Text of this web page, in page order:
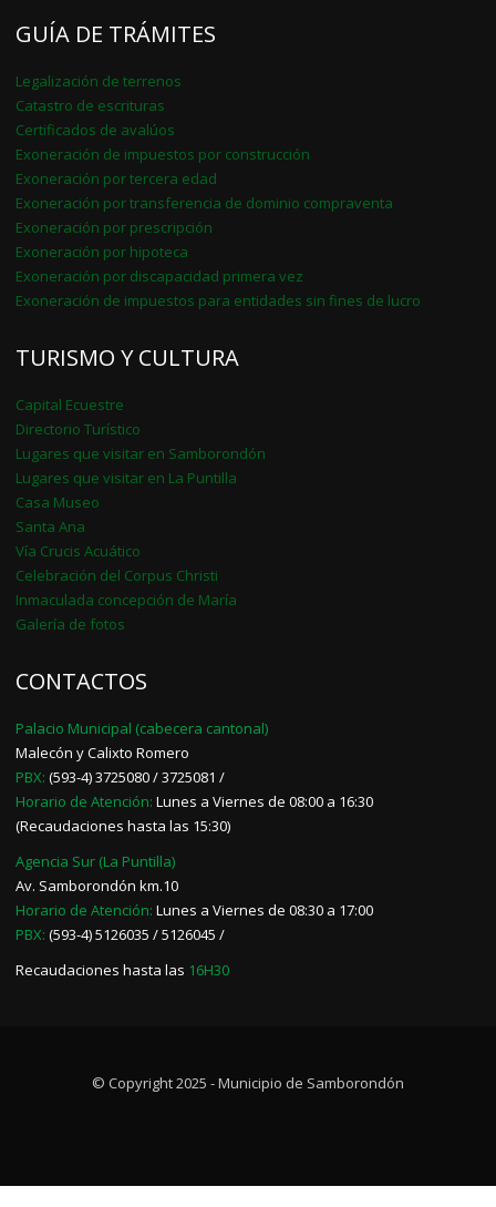
GUÍA DE TRÁMITES
Legalización de terrenos
Catastro de escrituras
Certificados de avalúos
Exoneración de impuestos por construcción
Exoneración por tercera edad
Exoneración por transferencia de dominio compraventa
Exoneración por prescripción
Exoneración por hipoteca
Exoneración por discapacidad primera vez
Exoneración de impuestos para entidades sin fines de lucro
TURISMO Y CULTURA
Capital Ecuestre
Directorio Turístico
Lugares que visitar en Samborondón
Lugares que visitar en La Puntilla
Casa Museo
Santa Ana
Vía Crucis Acuático
Celebración del Corpus Christi
Inmaculada concepción de María
Galería de fotos
CONTACTOS
Palacio Municipal (cabecera cantonal)
Malecón y Calixto Romero
PBX: (593-4) 3725080 / 3725081 /
Horario de Atención: Lunes a Viernes de 08:00 a 16:30
(Recaudaciones hasta las 15:30)
Agencia Sur (La Puntilla)
Av. Samborondón km.10
Horario de Atención: Lunes a Viernes de 08:30 a 17:00
PBX: (593-4) 5126035 / 5126045 /
Recaudaciones hasta las 16H30
© Copyright 2025 - Municipio de Samborondón